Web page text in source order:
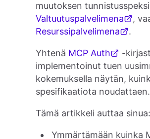
muutoksen
Valtuutuspalvelimena
,
Resurssipalvelimena
.
Yhtenä MCP Auth
-
implementoinut tuen
kokemuksella näytän,
spesifikaatiota noudattaen.
Tämä artikkeli auttaa sinua:
Ymmärtämään kuinka